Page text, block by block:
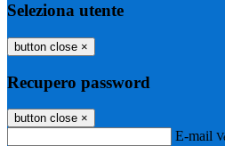
Seleziona utente
button close ×
Recupero password
button close ×
E-mail